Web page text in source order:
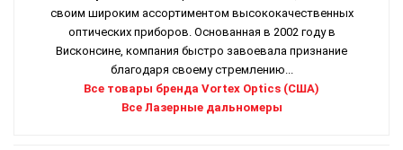
своим широким ассортиментом высококачественных
оптических приборов. Основанная в 2002 году в
Висконсине, компания быстро завоевала признание
благодаря своему стремлению...
Все товары бренда Vortex Optics (США)
Все Лазерные дальномеры